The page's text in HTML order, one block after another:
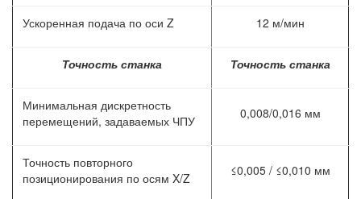
Ускоренная подача по оси Z 12 м/мин
Точность станка Точность станка
Минимальная дискретность
перемещений, задаваемых ЧПУ
0,008/0,016 мм
Точность повторного
позиционирования по осям X/Z
≤0,005 / ≤0,010 мм